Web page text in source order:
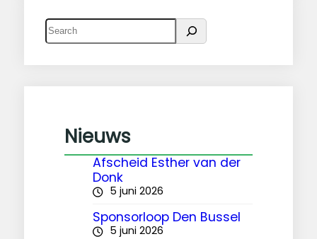
Z
o
Nieuws
Afscheid Esther van der
Donk
5 juni 2026
Sponsorloop Den Bussel
5 juni 2026